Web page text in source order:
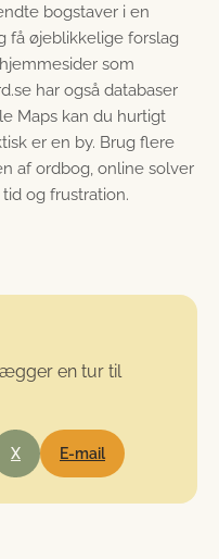
bogstaver i en
få øjeblikkelige forslag
som
har også databaser
Maps kan du hurtigt
er en by. Brug flere
af ordbog, online solver
og frustration.
en tur til
X E-mail